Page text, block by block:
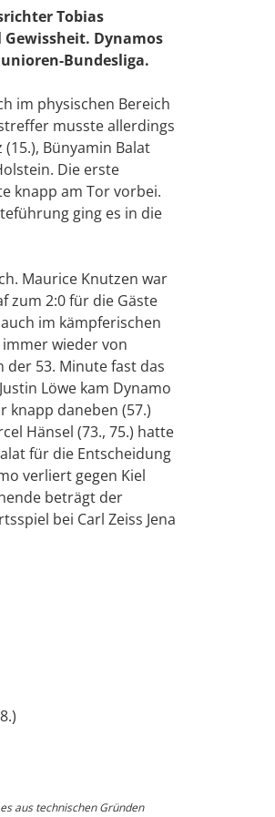
Tobias
Gewissheit. Dynamos
Bundesliga.
im physischen Bereich
musste allerdings
Bünyamin Balat
Die erste
knapp am Tor vorbei.
ging es in die
Maurice Knutzen war
zum 2:0 für die Gäste
im kämpferischen
wieder von
der 53. Minute fast das
Löwe kam Dynamo
knapp daneben (57.)
Hänsel (73., 75.) hatte
für die Entscheidung
verliert gegen Kiel
beträgt der
bei Carl Zeiss Jena
aus technischen Gründen